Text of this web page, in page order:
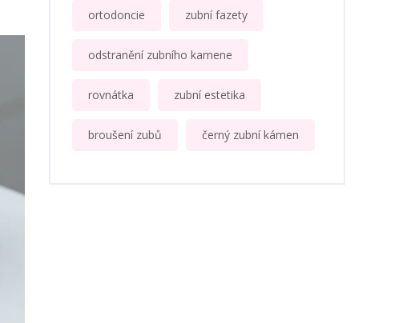
ortodoncie zubní fazety
odstranění zubního kamene
rovnátka zubní estetika
broušení zubů černý zubní kámen